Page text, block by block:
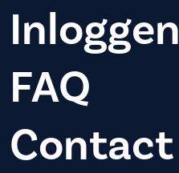
Inloggen
FAQ
Contact